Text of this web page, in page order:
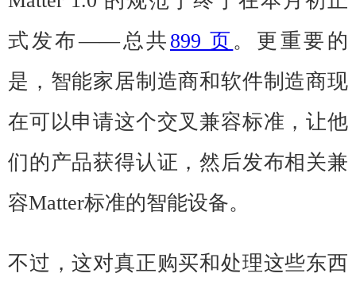
式发布——总共 899 页 。更重要的
是，智能家居制造商和软件制造商现
在可以申请这个交叉兼容标准，让他
们的产品获得认证，然后发布相关兼
容Matter标准的智能设备。
不过，这对真正购买和处理这些东西